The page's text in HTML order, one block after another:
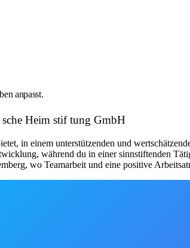
anpasst.
Heim stif tung GmbH
in einem unterstützenden und
während du in einer sinnstiftenden
wo Teamarbeit und eine positive